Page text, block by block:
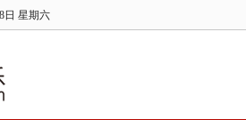
日 星期六